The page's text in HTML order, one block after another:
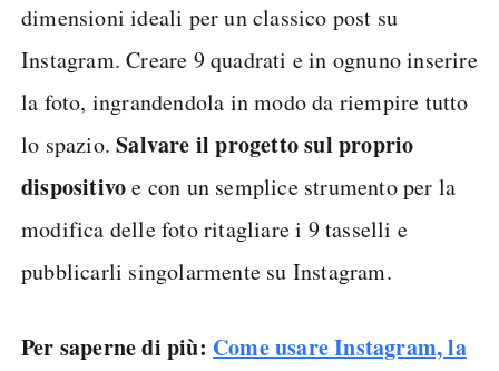
dimensioni ideali per un classico post su
Instagram. Creare 9 quadrati e in ognuno inserire
la foto, ingrandendola in modo da riempire tutto
lo spazio.Salvare il progetto sul proprio
dispositivoe con un semplice strumento per la
modifica delle foto ritagliare i 9 tasselli e
pubblicarli singolarmente su Instagram.
Per saperne di più: Come usare Instagram, la